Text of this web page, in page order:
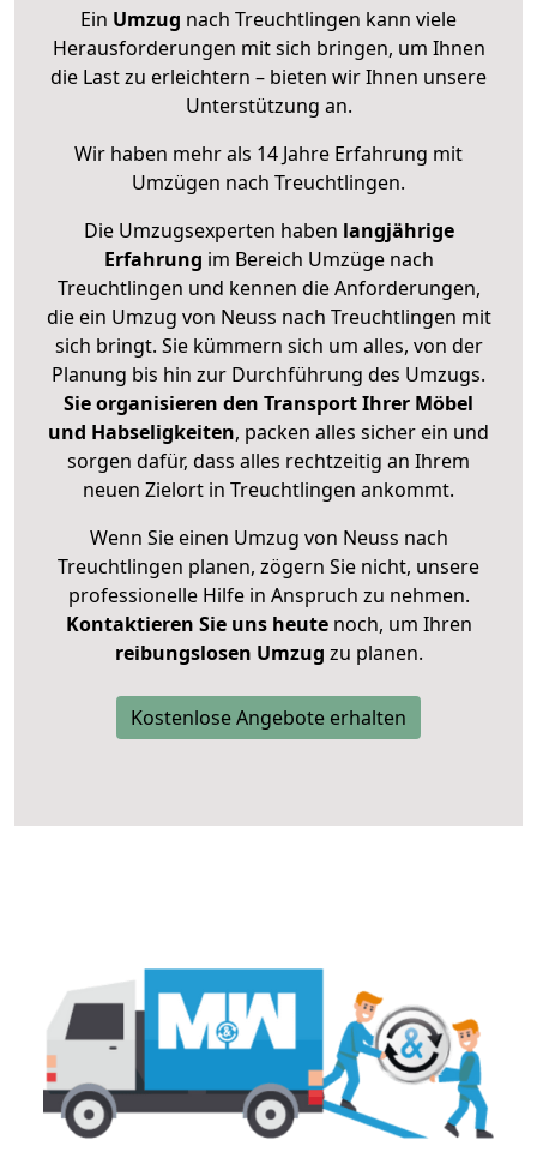
Ein Umzug nach Treuchtlingen kann viele
Herausforderungen mit sich bringen, um Ihnen
die Last zu erleichtern – bieten wir Ihnen unsere
Unterstützung an.
Wir haben mehr als 14 Jahre Erfahrung mit
Umzügen nach Treuchtlingen.
Die Umzugsexperten haben langjährige
Erfahrung im Bereich Umzüge nach
Treuchtlingen und kennen die Anforderungen,
die ein Umzug von Neuss nach Treuchtlingen mit
sich bringt. Sie kümmern sich um alles, von der
Planung bis hin zur Durchführung des Umzugs.
Sie organisieren den Transport Ihrer Möbel
und Habseligkeiten, packen alles sicher ein und
sorgen dafür, dass alles rechtzeitig an Ihrem
neuen Zielort in Treuchtlingen ankommt.
Wenn Sie einen Umzug von Neuss nach
Treuchtlingen planen, zögern Sie nicht, unsere
professionelle Hilfe in Anspruch zu nehmen.
Kontaktieren Sie uns heutenoch, um Ihren
reibungslosen Umzug zu planen.
Kostenlose Angebote erhalten